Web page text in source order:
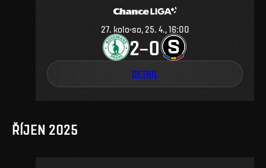
27. kolo so, 25. 4., 16:00
2–0
DETAIL
ŘÍJEN 2025